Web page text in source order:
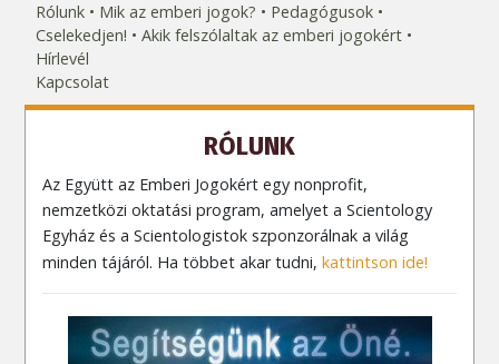
Rólunk
Mik az emberi jogok?
Pedagógusok
Cselekedjen!
Akik felszólaltak az emberi jogokért
Hírlevél
Kapcsolat
RÓLUNK
Az Együtt az Emberi Jogokért egy nonprofit,
nemzetközi oktatási program, amelyet a Scientology
Egyház és a Scientologistok szponzorálnak a világ
minden tájáról. Ha többet akar tudni,kattintson ide!